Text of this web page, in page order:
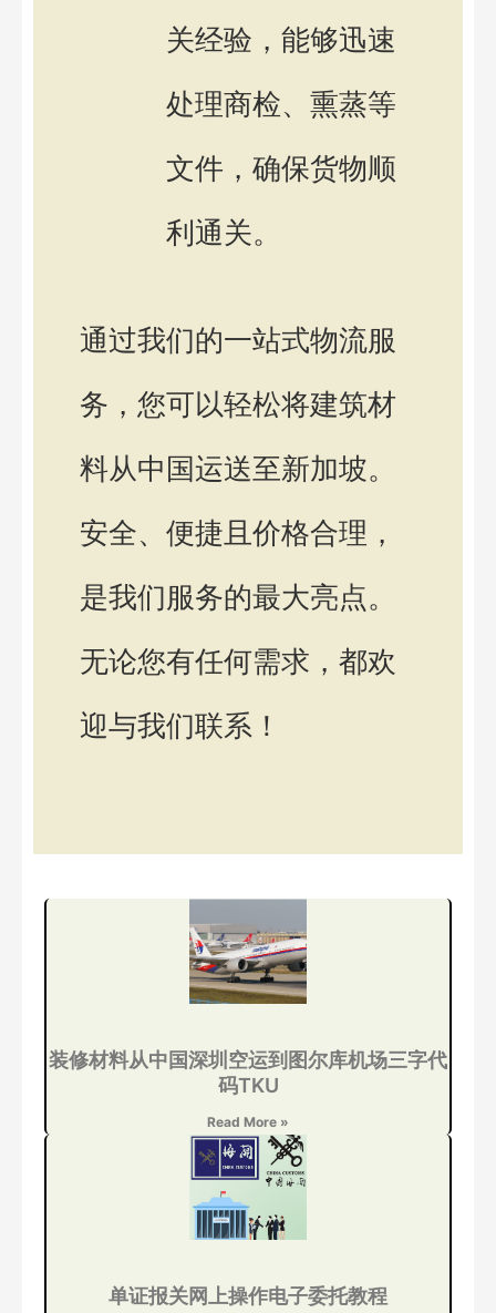
关经验，能够迅速
处理商检、熏蒸等
文件，确保货物顺
利通关。
通过我们的一站式物流服
务，您可以轻松将建筑材
料从中国运送至新加坡。
安全、便捷且价格合理，
是我们服务的最大亮点。
无论您有任何需求，都欢
迎与我们联系！
装修材料从中国深圳空运到图尔库机场三字代
码TKU
Read More »
单证报关网上操作电子委托教程